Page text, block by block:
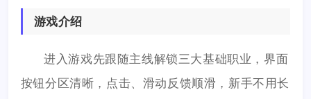
游戏介绍
进入游戏先跟随主线解锁三大基础职业，界面
按钮分区清晰，点击、滑动反馈顺滑，新手不用长